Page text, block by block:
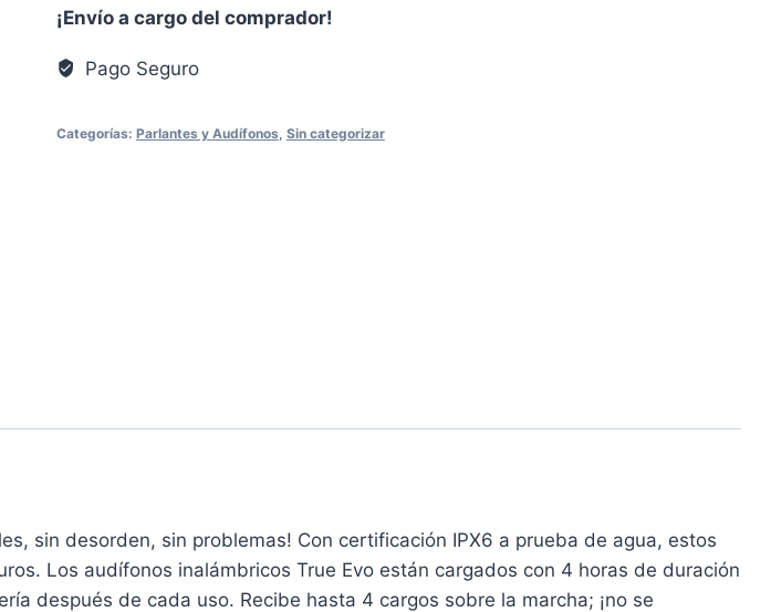
¡Envío a cargo del comprador!
Pago Seguro
Categorías: Parlantes y Audífonos Sin categorizar
sin desorden, sin problemas! Con certificación IPX6 a prueba de agua, estos
Los audífonos inalámbricos True Evo están cargados con 4 horas de duración
después de cada uso. Recibe hasta 4 cargos sobre la marcha; ¡no se